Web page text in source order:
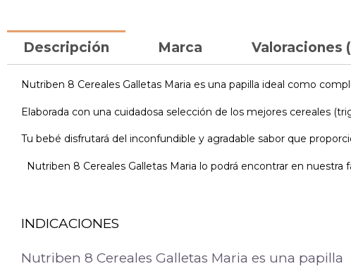
Descripción Marca Valoraciones
Nutriben 8 Cereales Galletas Maria es una papilla ideal como
Elaborada con una cuidadosa selección de los mejores cereales
Tu bebé disfrutará del inconfundible y agradable sabor que
Nutriben 8 Cereales Galletas Maria lo podrá encontrar en nuestra
INDICACIONES
Nutriben 8 Cereales Galletas Maria es una